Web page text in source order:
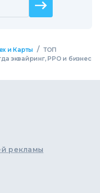
и Карты / ТОП
эквайринг, РРО и бизнес
рекламы